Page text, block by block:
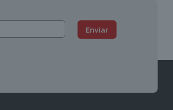
Enviar